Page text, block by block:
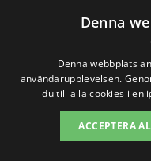
pris-kzb.se kan
flera
som står redo
Om du letar
Denna
Denna webbplats
användarupplevelsen.
du till alla cookies i
ACCEPTERA